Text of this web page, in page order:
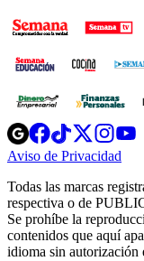
Opens
in
new
Opens
in
new
Opens
in
new
window
Opens
new
Aviso de Privacidad
Todas las marcas
respectiva o de
Se prohíbe la
contenidos que aquí
idioma sin autorización